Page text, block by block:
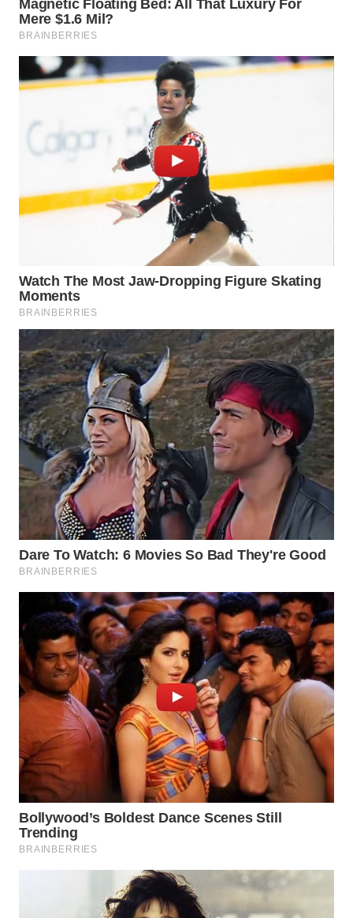
TAPANULI
SELATAN
WN
TANJUNG
KARO
WN
SIMALUNGUN
LABUHANBATU
WN
TAPANULI
TENGAH
WN DELI
SERDANG
WN
TEBING
TINGGI
WN
PAKPAK
KARAWANG
WN
BEKASI
WN
BOGOR
WN
DEPOK
WN
TAPANULI
UTARA